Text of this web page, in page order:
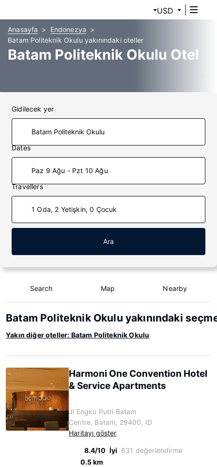
USD
Anasayfa
Endonezya
Batam Politeknik Okulu yakınındaki oteller
Batam Politeknik Okulu Otel
Gidilecek yer
Dates
Paz 9 Ağu - Pzt 10 Ağu
Travellers
1 Oda, 2 Yetişkin, 0 Çocuk
Ara
Search Map Nearby
Batam Politeknik Okulu yakınındaki
Yakın diğer oteller: Batam Politeknik Okulu
Harmoni One Convention Hotel
& Service Apartments
Jl Engku Putri Batam
Centre, Batam, 29400, ID
Haritayı göster
8.4/10 İyi 631 değerlendirme
0.5 km